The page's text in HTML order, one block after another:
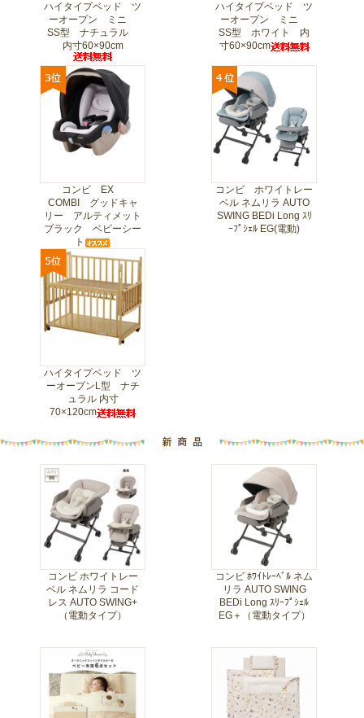
ハイタイプベッド ツ
ーオープン ミニ
SS型 ナチュラル
内寸60×90cm
ハイタイプベッド ツ
ーオープン ミニ
SS型 ホワイト 内
寸60×90cm
コンビ EX
COMBI グッドキャ
リー アルティメット
ブラック ベビーシー
ト
コンビ ホワイトレー
ベル ネムリラ AUTO
SWING BEDi Long ｽﾘ
ｰﾌﾟｼｪﾙ EG(電動)
ハイタイプベッド ツ
ーオープンL型 ナチ
ュラル 内寸
70×120cm
コンビ ホワイトレー
ベル ネムリラ コード
レス AUTO SWING+
（電動タイプ）
コンビ ﾎﾜｲﾄﾚｰﾍﾞﾙ ネム
リラ AUTO SWING
BEDi Long ｽﾘｰﾌﾟｼｪﾙ
EG＋（電動タイプ）